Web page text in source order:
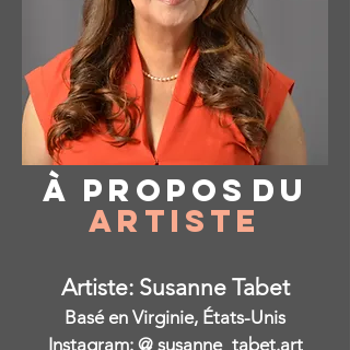
À propos du
Artiste
Artiste: Susanne Tabet
Basé en Virginie, États-Unis
Instagram: @ susanne_tabet.art